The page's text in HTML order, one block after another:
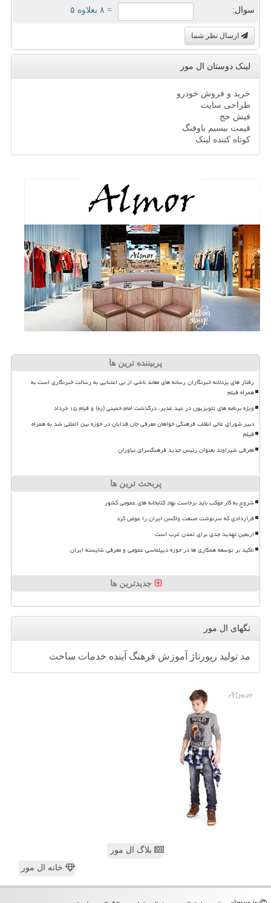
سوال: = ۸ بعلاوه ۵
ارسال نظر شما
لینک دوستان ال مور
خرید و فروش خودرو
طراحی سایت
فیش حج
قیمت بیسیم باوفنگ
کوتاه کننده لینک
پربیننده ترین ها
رفتار های بزدلانه خبرنگاران رسانه های معاند ناشی از بی اعتنایی به رسالت خبرنگاری است به
همراه فیلم
ویژه برنامه های تلویزیون در عید غدیر، درگذشت امام خمینی (ره) و قیام ۱۵ خرداد
دبیر شورای عالی انقلاب فرهنگی خواهان معرفی جان فدایان در حوزه بین المللی شد به همراه
فیلم
معرفی شیراوند بعنوان رئیس جدید فرهنگسرای نیاوران
پربحث ترین ها
شروع به کار موکب باید برخاست نهاد کتابخانه های عمومی کشور
قراردادی که سرنوشت صنعت واکسن ایران را عوض کرد
اربعین تهدید جدی برای تمدن غرب است
تاکید بر توسعه همکاری ها در حوزه دیپلماسی عمومی و معرفی شایسته ایران
جدیدترین ها
تگهای ال مور
مد تولید رپورتاژ آموزش فرهنگ آینده خدمات ساخت
بلاگ ال مور
خانه ال مور